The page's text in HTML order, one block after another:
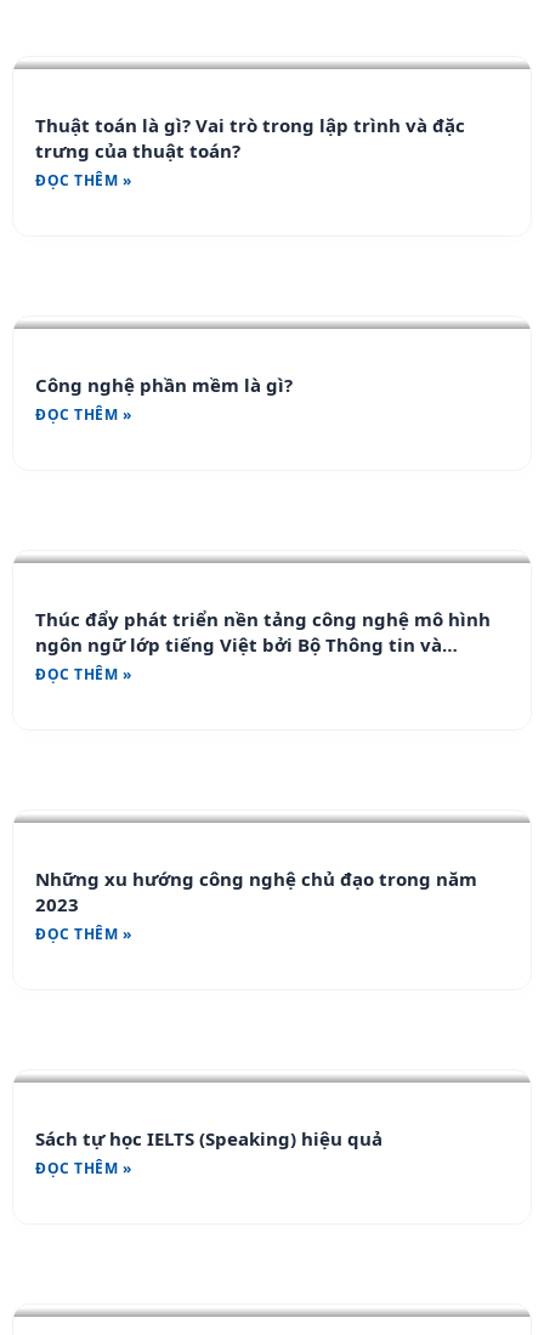
Thuật toán là gì? Vai trò trong lập trình và đặc
trưng của thuật toán?
ĐỌC THÊM »
Công nghệ phần mềm là gì?
ĐỌC THÊM »
Thúc đẩy phát triển nền tảng công nghệ mô hình
ngôn ngữ lớp tiếng Việt bởi Bộ Thông tin và
Truyền thông
ĐỌC THÊM »
Những xu hướng công nghệ chủ đạo trong năm
2023
ĐỌC THÊM »
Sách tự học IELTS (Speaking) hiệu quả
ĐỌC THÊM »